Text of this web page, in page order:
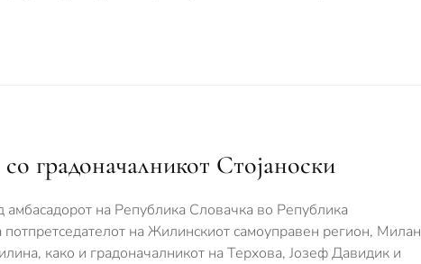
градоначалникот Стојаноски
на Република Словачка во Република
на Жилинскиот самоуправен регион, Милан
како и градоначалникот на Терхова, Јозеф Давидик и